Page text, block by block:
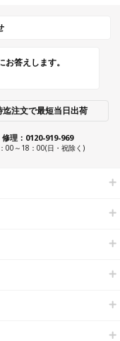
答えします。
迄注文で最短当日出荷
修理：0120-919-969
00～18：00(日・祝除く)